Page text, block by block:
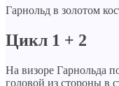
Гарнольд в золотом
Цикл 1 + 2
На визоре Гарнольда
головой из стороны в